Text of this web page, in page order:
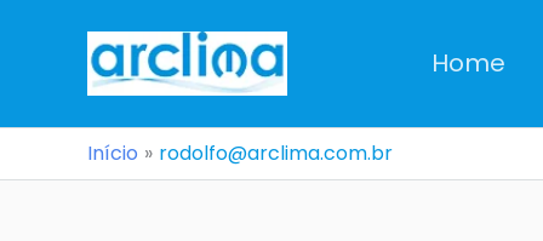
conteúdo
Home
Início rodolfo@arclima.com.br